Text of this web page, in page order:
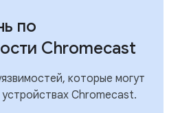
по
Chromecast
которые могут
устройствах Chromecast.